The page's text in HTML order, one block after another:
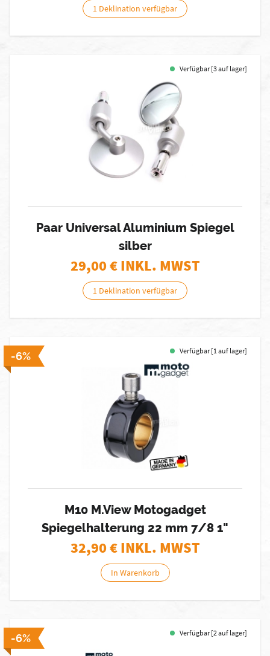
1 Deklination verfügbar
Verfügbar [3 auf lager]
Paar Universal Aluminium Spiegel
silber
29,00€ INKL. MWST
1 Deklination verfügbar
-6% Verfügbar [1 auf lager]
M10 M.View Motogadget
Spiegelhalterung 22 mm 7/8 1"
32,90€ INKL. MWST
In Warenkorb
-6% Verfügbar [2 auf lager]